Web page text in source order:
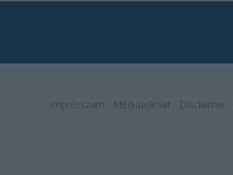
Impresszum Médiaajánlat Disclaimer